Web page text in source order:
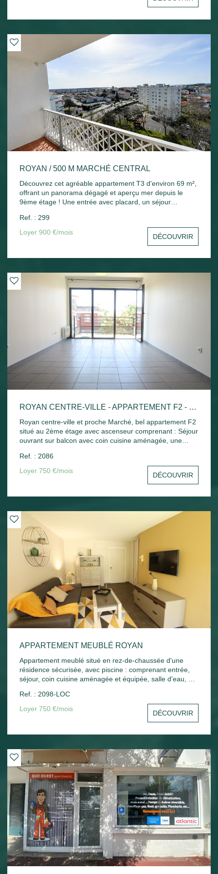
ROYAN / 500 M MARCHÉ CENTRAL
Découvrez cet agréable appartement T3 d'environ 69 m²,
offrant un panorama dégagé et aperçu mer depuis le
9ème étage ! Une entrée avec placard, un séjour
sud avec un aperçu mer, une cuisine indépendante, une
chambre avec placard, un bureau ou une chambre, salle
de bains et toilettes séparées. Une cave et une place de
Ref. : 299
Loyer 900 €/mois
DÉCOUVRIR
ROYAN CENTRE-VILLE - APPARTEMENT F2 - 42.52M²
Royan centre-ville et proche Marché, bel appartement F2
situé au 2ème étage avec ascenseur comprenant : Séjour
ouvrant sur balcon avec coin cuisine aménagée, une
Une place de parking en sous-sol - Chauffage électrique.
Ref. : 2086
Loyer 750 €/mois
DÉCOUVRIR
APPARTEMENT MEUBLÉ ROYAN
Appartement meublé situé en rez-de-chaussée d'une
résidence sécurisée, avec piscine : comprenant entrée,
séjour, coin cuisine aménagée et équipée, salle d'eau, wc,
Chauffage électrique.
Ref. : 2098-LOC
Loyer 750 €/mois
DÉCOUVRIR